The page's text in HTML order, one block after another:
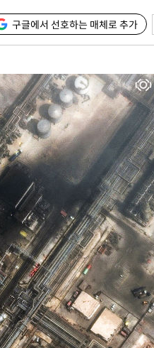
구글에서 선호하는 매체로 추가